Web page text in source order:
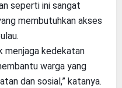
seperti ini sangat
membutuhkan akses
menjaga kedekatan
warga yang
dan sosial,” katanya.